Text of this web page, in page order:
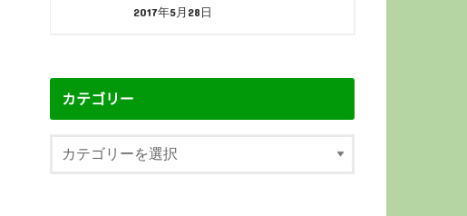
2017年5月28日
カテゴリー